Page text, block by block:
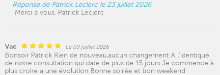
Réponse de Patrick Leclerc le 23 juillet 2026
Merci à vous. Patrick Leclerc
Vac Le 09 juillet 2026
Bonsoir Patrick Rien de nouveau,aucun changement A l'identique
de notre consultation qui date de plus de 15 jours Je commence à
plus croire a une évolution Bonne soirée et bon weekend